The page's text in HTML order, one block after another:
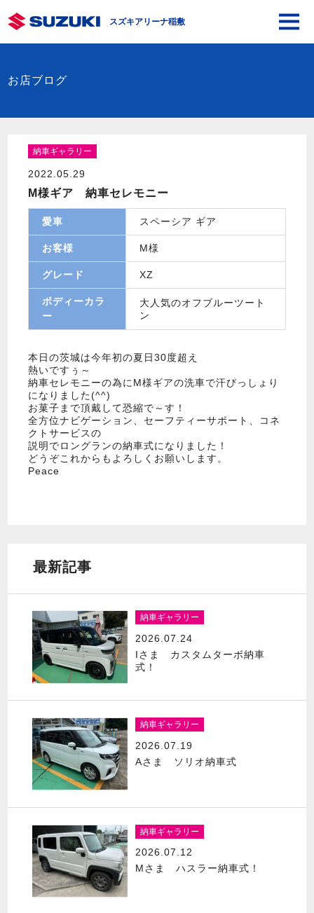
スズキアリーナ稲敷
お店ブログ
納車ギャラリー
2022.05.29
M様ギア 納車セレモニー
愛車 スペーシア ギア
お客様 M様
グレード XZ
ボディーカラ
ー
大人気のオフブルーツート
ン
本日の茨城は今年初の夏日30度超え
熱いですぅ～
納車セレモニーの為にM様ギアの洗車で汗びっしょり
になりました(^^)
お菓子まで頂戴して恐縮で～す！
全方位ナビゲーション、セーフティーサポート、コネ
クトサービスの
説明でロングランの納車式になりました！
どうぞこれからもよろしくお願いします。
Peace
最新記事
納車ギャラリー
2026.07.24
Iさま カスタムターボ納車
式！
納車ギャラリー
2026.07.19
Aさま ソリオ納車式
納車ギャラリー
2026.07.12
Mさま ハスラー納車式！